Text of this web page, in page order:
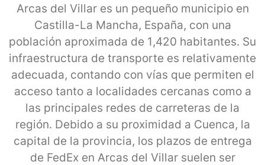
Arcas del Villar es un pequeño municipio en
Castilla-La Mancha, España, con una
población aproximada de 1,420 habitantes. Su
infraestructura de transporte es relativamente
adecuada, contando con vías que permiten el
acceso tanto a localidades cercanas como a
las principales redes de carreteras de la
región. Debido a su proximidad a Cuenca, la
capital de la provincia, los plazos de entrega
de FedEx en Arcas del Villar suelen ser